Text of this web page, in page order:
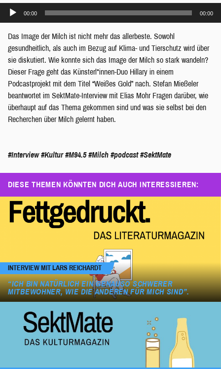
Audio-
00:00 00:00
Das Image der Milch ist nicht mehr das allerbeste. Sowohl
gesundheitlich, als auch im Bezug auf Klima- und Tierschutz wird über
sie diskutiert. Wie konnte sich das Image der Milch so stark wandeln?
Dieser Frage geht das Künsterl*innen-Duo Hillary in einem
Podcastprojekt mit dem Titel “Weißes Gold” nach. Stefan Mießeler
beantwortet im SektMate-Interview mit Elias Mohr Fragen darüber, wie
überhaupt auf das Thema gekommen sind und was sie selbst bei den
Recherchen über Milch gelernt haben.
#Interview #Kultur #M94.5 #Milch #podcast #SektMate
DIESE THEMEN KÖNNTEN DICH AUCH INTERESSIEREN:
INTERVIEW MIT LARS REICHARDT
“ICH BIN NATÜRLICH EIN GENAUSO SCHWERER
MITBEWOHNER, WIE DIE ANDEREN FÜR MICH SIND”.